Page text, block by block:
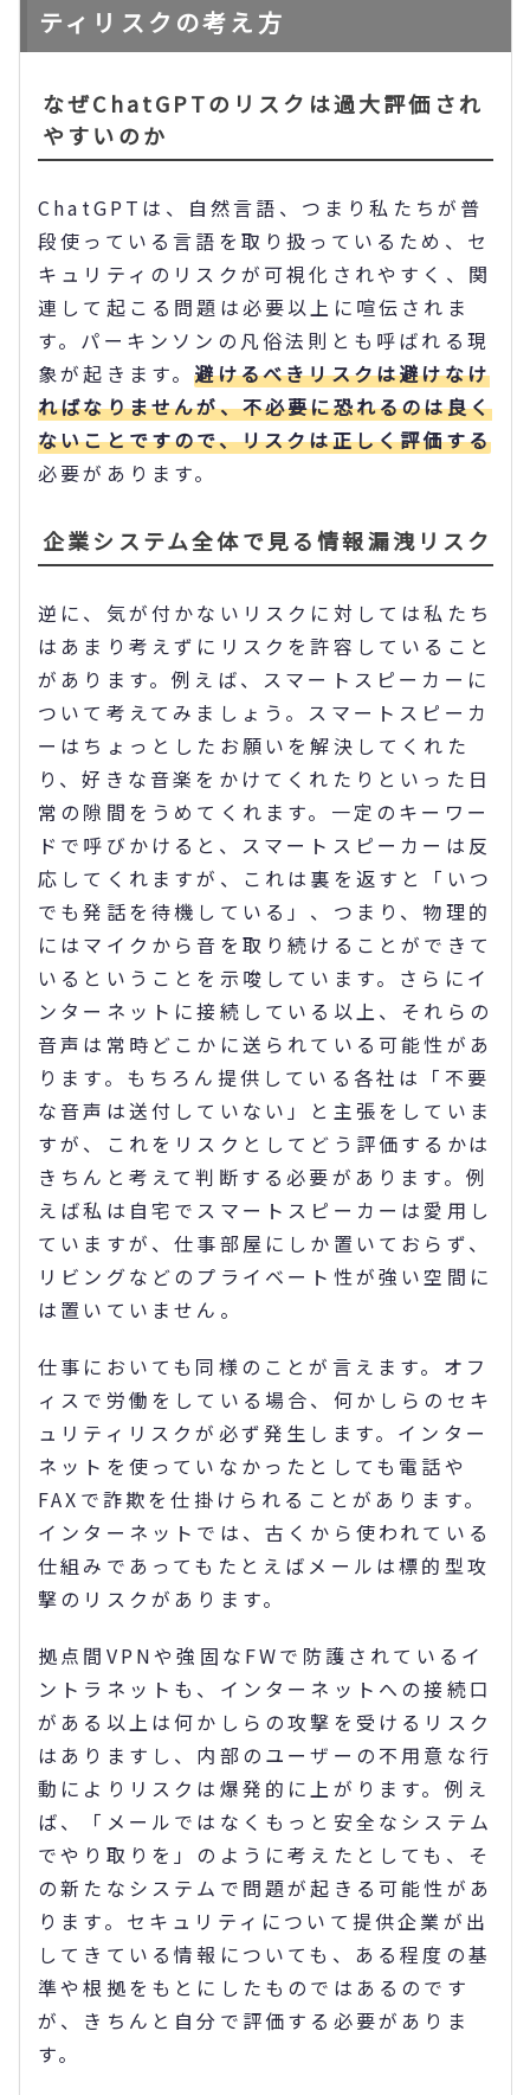
ティリスクの考え方
なぜChatGPTのリスクは過大評価され
やすいのか
ChatGPTは、自然言語、つまり私たちが普
段使っている言語を取り扱っているため、セ
キュリティのリスクが可視化されやすく、関
連して起こる問題は必要以上に喧伝されま
す。パーキンソンの凡俗法則とも呼ばれる現
象が起きます。避けるべきリスクは避けなけ
ればなりませんが、不必要に恐れるのは良く
ないことですので、リスクは正しく評価する
必要があります。
企業システム全体で見る情報漏洩リスク
逆に、気が付かないリスクに対しては私たち
はあまり考えずにリスクを許容していること
があります。例えば、スマートスピーカーに
ついて考えてみましょう。スマートスピーカ
ーはちょっとしたお願いを解決してくれた
り、好きな音楽をかけてくれたりといった日
常の隙間をうめてくれます。一定のキーワー
ドで呼びかけると、スマートスピーカーは反
応してくれますが、これは裏を返すと「いつ
でも発話を待機している」、つまり、物理的
にはマイクから音を取り続けることができて
いるということを示唆しています。さらにイ
ンターネットに接続している以上、それらの
音声は常時どこかに送られている可能性があ
ります。もちろん提供している各社は「不要
な音声は送付していない」と主張をしていま
すが、これをリスクとしてどう評価するかは
きちんと考えて判断する必要があります。例
えば私は自宅でスマートスピーカーは愛用し
ていますが、仕事部屋にしか置いておらず、
リビングなどのプライベート性が強い空間に
は置いていません。
仕事においても同様のことが言えます。オフ
ィスで労働をしている場合、何かしらのセキ
ュリティリスクが必ず発生します。インター
ネットを使っていなかったとしても電話や
FAXで詐欺を仕掛けられることがあります。
インターネットでは、古くから使われている
仕組みであってもたとえばメールは標的型攻
撃のリスクがあります。
拠点間VPNや強固なFWで防護されているイ
ントラネットも、インターネットへの接続口
がある以上は何かしらの攻撃を受けるリスク
はありますし、内部のユーザーの不用意な行
動によりリスクは爆発的に上がります。例え
ば、「メールではなくもっと安全なシステム
でやり取りを」のように考えたとしても、そ
の新たなシステムで問題が起きる可能性があ
ります。セキュリティについて提供企業が出
してきている情報についても、ある程度の基
準や根拠をもとにしたものではあるのです
が、きちんと自分で評価する必要がありま
す。